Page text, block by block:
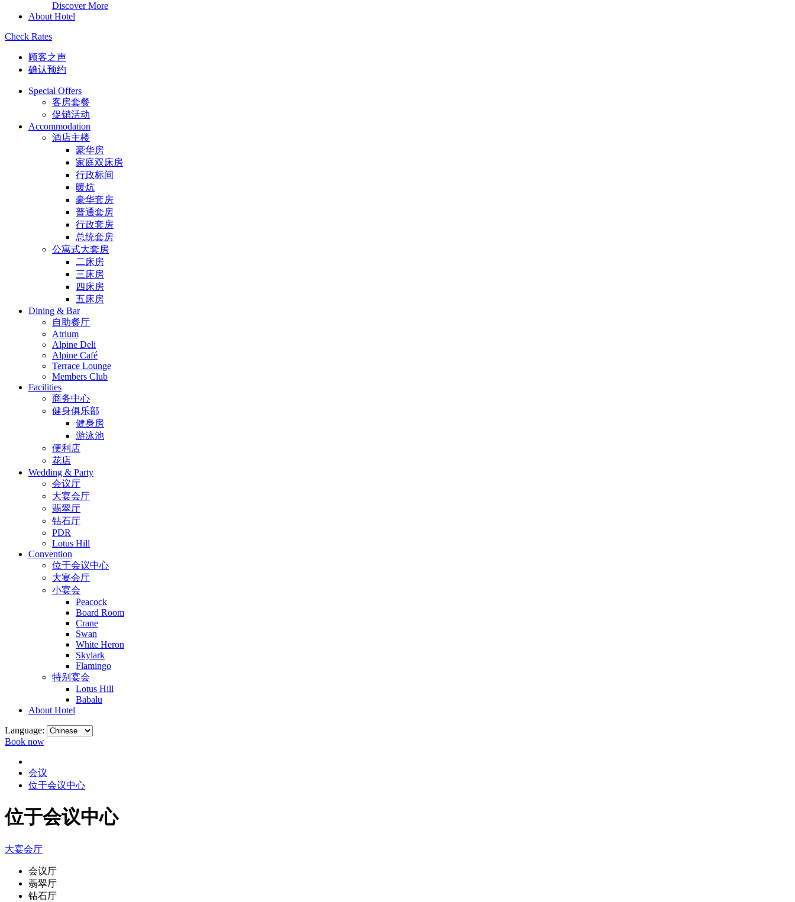
Discover More
About Hotel
Check Rates
顾客之声
确认预约
Special Offers
客房套餐
促销活动
Accommodation
酒店主楼
豪华房
家庭双床房
行政标间
暖炕
豪华套房
普通套房
行政套房
总统套房
公寓式大套房
二床房
三床房
四床房
五床房
Dining & Bar
自助餐厅
Atrium
Alpine Deli
Alpine Café
Terrace Lounge
Members Club
Facilities
商务中心
健身俱乐部
健身房
游泳池
便利店
花店
Wedding & Party
会议厅
大宴会厅
翡翠厅
钻石厅
PDR
Lotus Hill
Convention
位于会议中心
大宴会厅
小宴会
Peacock
Board Room
Crane
Swan
White Heron
Skylark
Flamingo
特别宴会
Lotus Hill
Babalu
About Hotel
Language:
Book now
会议
位于会议中心
位于会议中心
大宴会厅
会议厅
翡翠厅
钻石厅